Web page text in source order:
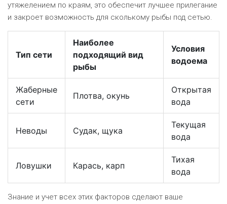
утяжелением по краям, это обеспечит лучшее прилегание
и закроет возможность для сколькому рыбы под сетью.
Тип сети
Наиболее
подходящий вид
рыбы
Условия
водоема
Жаберные
сети
Плотва, окунь
Открытая
вода
Неводы Судак, щука
Текущая
вода
Ловушки Карась, карп
Тихая
вода
Знание и учет всех этих факторов сделают ваше